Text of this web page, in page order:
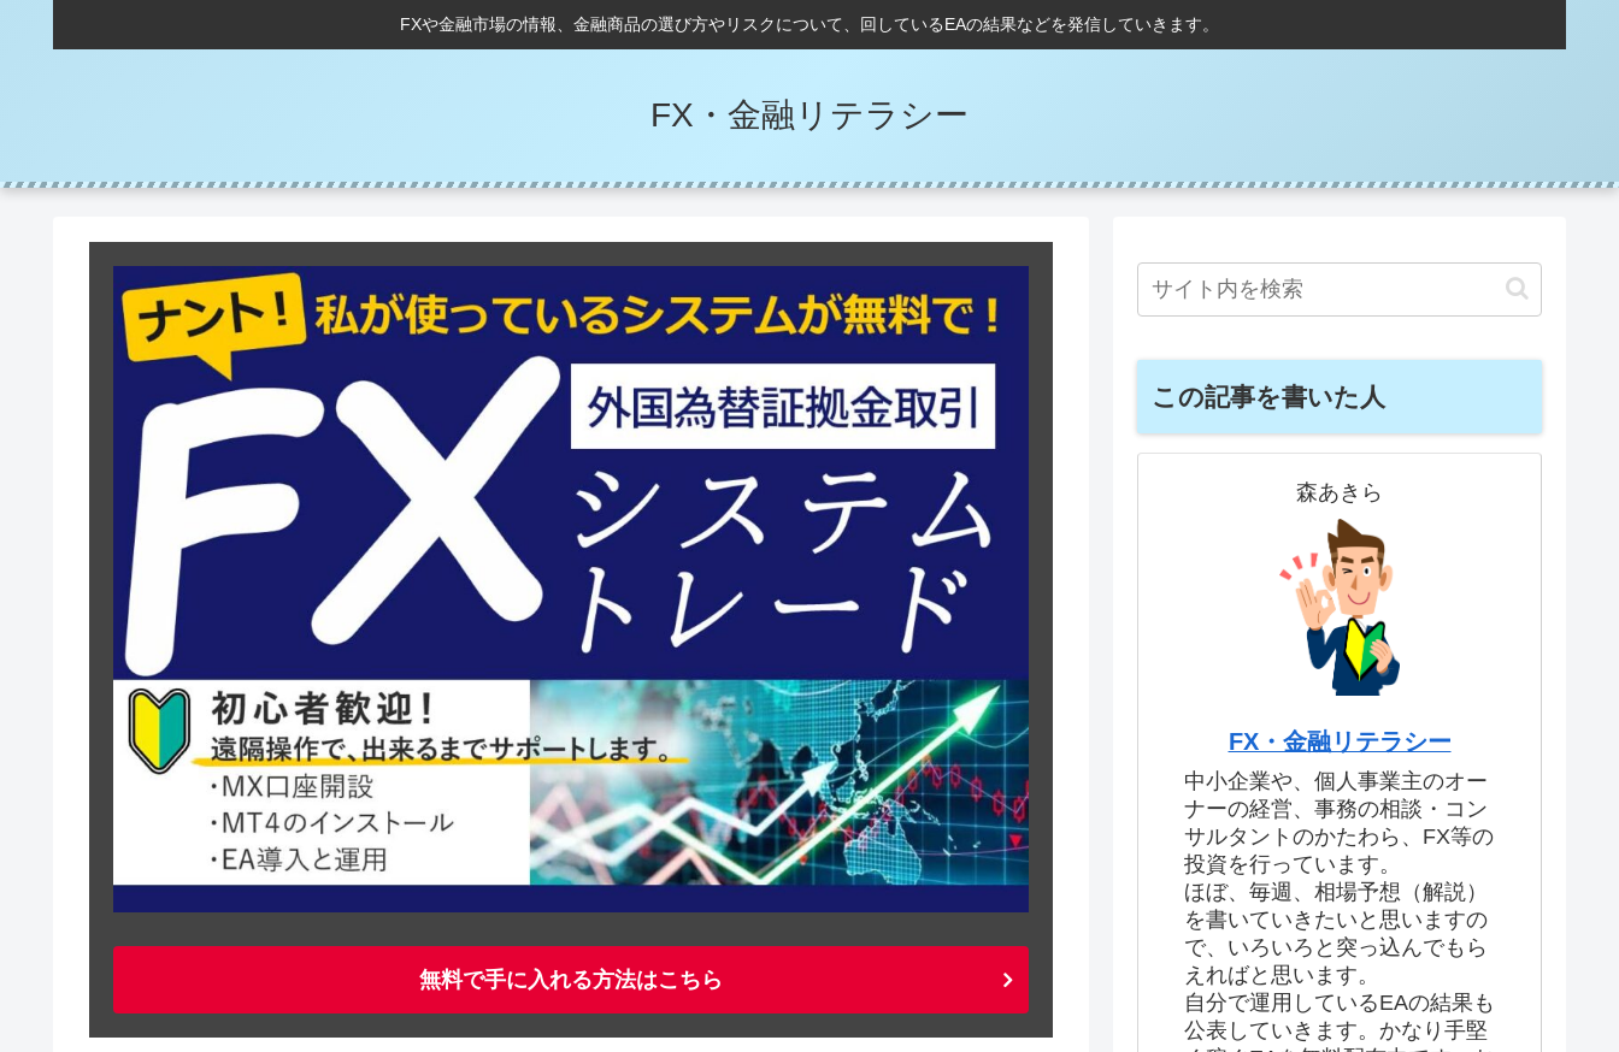
FXや金融市場の情報、金融商品の選び方やリスクについて、回しているEAの結果などを発信していきます。
FX・金融リテラシー
無料で手に入れる方法はこちら
この記事を書いた人
森あきら
FX・金融リテラシー
中小企業や、個人事業主のオー
ナーの経営、事務の相談・コン
サルタントのかたわら、FX等の
投資を行っています。
ほぼ、毎週、相場予想（解説）
を書いていきたいと思いますの
で、いろいろと突っ込んでもら
えればと思います。
自分で運用しているEAの結果も
公表していきます。かなり手堅